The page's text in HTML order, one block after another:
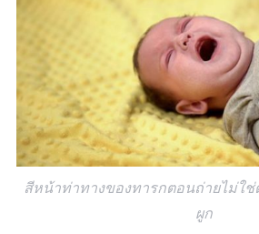
สีหน้าท่าทางของทารกตอนถ่ายไม่ใช่
ผูก